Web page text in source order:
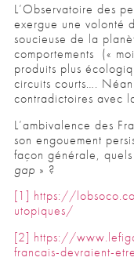
L’Observatoire des
exergue une volonté
soucieuse de la
comportements («
produits plus
circuits courts….
contradictoires avec
L’ambivalence des
son engouement
façon générale, quels
gap » ?
[1] https://
utopiques/
[2] https://
francais-devraient-